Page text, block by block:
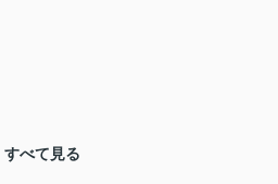
すべて見る